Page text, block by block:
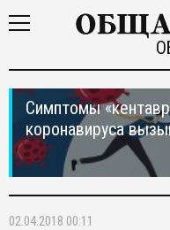
Симптомы
коронавируса
02.04.2018 00:11